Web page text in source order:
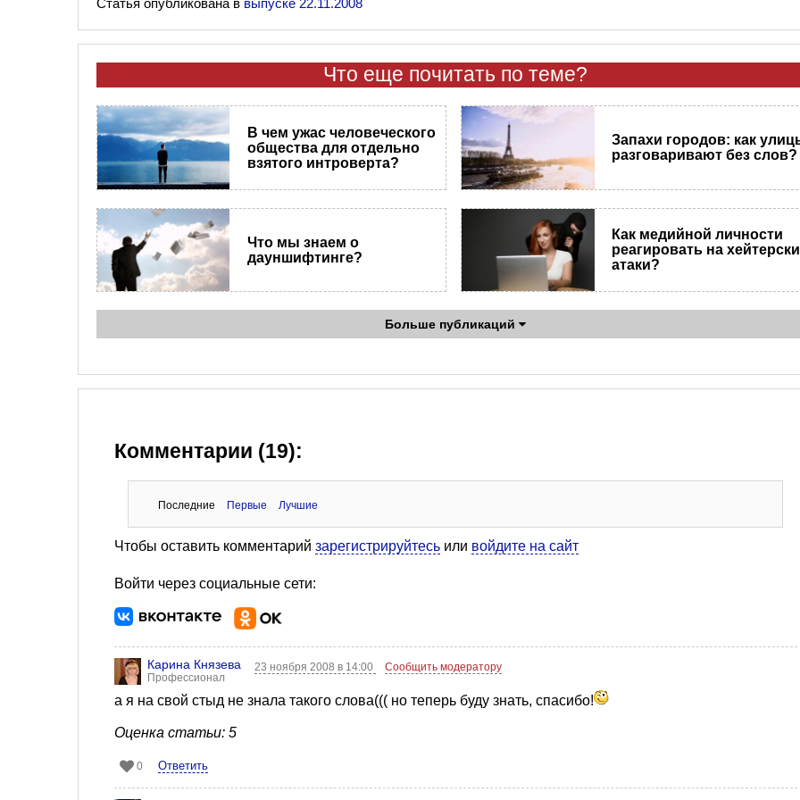
Что еще почитать по теме?
В чем ужас человеческого
общества для отдельно
взятого интроверта?
Запахи городов: как
разговаривают без слов?
Что мы знаем о
дауншифтинге?
Как медийной личности
реагировать на
атаки?
Больше публикаций
Комментарии (19):
Последние Первые Лучшие
Чтобы оставить комментарий зарегистрируйтесь или войдите на сайт
Войти через социальные сети:
Карина Князева
Профессионал
23 ноября 2008 в 14:00 Сообщить модератору
а я на свой стыд не знала такого слова((( но теперь буду знать, спасибо!
Оценка статьи: 5
0 Ответить